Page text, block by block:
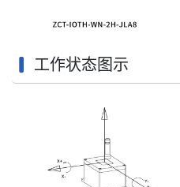
工作状态图示